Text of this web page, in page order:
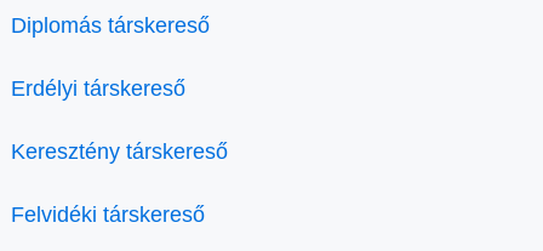
Diplomás társkereső
Erdélyi társkereső
Keresztény társkereső
Felvidéki társkereső